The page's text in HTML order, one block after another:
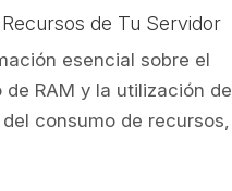
de Tu Servidor
esencial sobre el
RAM y la utilización de
consumo de recursos,